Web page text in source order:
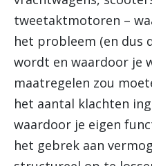
tweetaktmotoren –
het probleem (en dus
wordt en waardoor je
maatregelen zou
het aantal klachten
waardoor je eigen
het gebrek aan